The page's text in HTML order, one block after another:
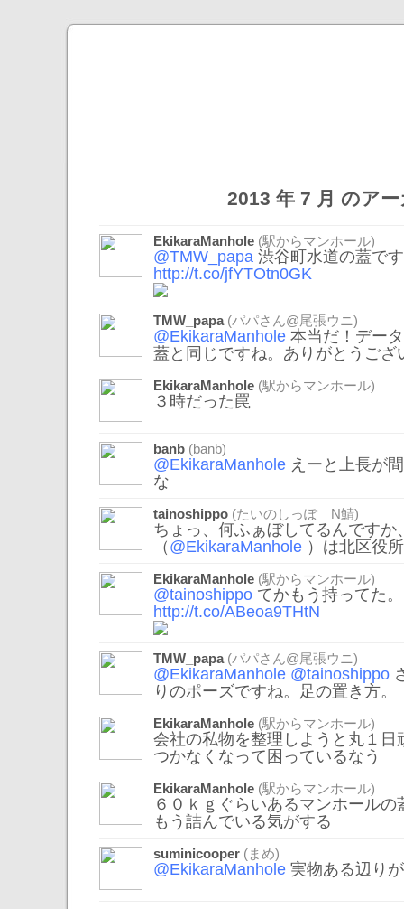
2013 年 7 月 のア
EkikaraManhole (駅からマンホール)
@TMW_papa 渋谷町水道の蓋で
http://t.co/jfYTOtn0GK
TMW_papa(パパさん@尾張ウニ)
@EkikaraManhole 本当だ！デー
蓋と同じですね。ありがとうござ
EkikaraManhole (駅からマンホール)
３時だった罠
banb (banb)
@EkikaraManhole えーと上長が
な
tainoshippo (たいのしっぽ N鯖)
ちょっ、何ふぁぼしてるんですか
（ @EkikaraManhole ）は北区役
EkikaraManhole (駅からマンホール)
@tainoshippo てかもう持ってた
http://t.co/ABeoa9THtN
TMW_papa(パパさん@尾張ウニ)
@EkikaraManhole @tainoshippo
りのポーズですね。足の置き方。
EkikaraManhole (駅からマンホール)
会社の私物を整理しようと丸１日
つかなくなって困っているなう
EkikaraManhole (駅からマンホール)
６０ｋｇぐらいあるマンホール
もう詰んでいる気がする
suminicooper (まめ)
@EkikaraManhole 実物ある辺り